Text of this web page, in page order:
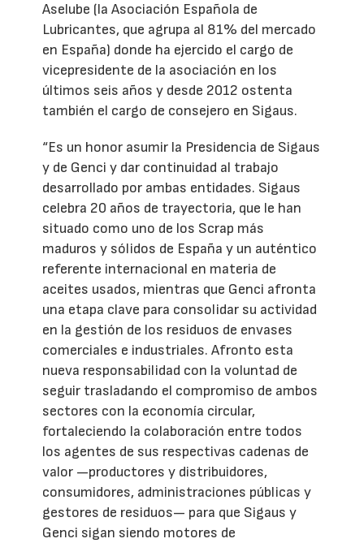
Aselube (la Asociación Española de
Lubricantes, que agrupa al 81% del mercado
en España) donde ha ejercido el cargo de
vicepresidente de la asociación en los
últimos seis años y desde 2012 ostenta
también el cargo de consejero en Sigaus.
“Es un honor asumir la Presidencia de Sigaus
y de Genci y dar continuidad al trabajo
desarrollado por ambas entidades. Sigaus
celebra 20 años de trayectoria, que le han
situado como uno de los Scrap más
maduros y sólidos de España y un auténtico
referente internacional en materia de
aceites usados, mientras que Genci afronta
una etapa clave para consolidar su actividad
en la gestión de los residuos de envases
comerciales e industriales. Afronto esta
nueva responsabilidad con la voluntad de
seguir trasladando el compromiso de ambos
sectores con la economía circular,
fortaleciendo la colaboración entre todos
los agentes de sus respectivas cadenas de
valor —productores y distribuidores,
consumidores, administraciones públicas y
gestores de residuos— para que Sigaus y
Genci sigan siendo motores de